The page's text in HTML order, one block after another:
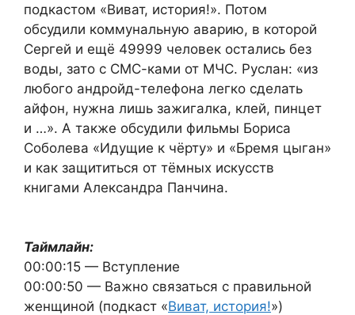
подкастом «Виват, история!». Потом
обсудили коммунальную аварию, в которой
Сергей и ещё 49999 человек остались без
воды, зато с СМС-ками от МЧС. Руслан: «из
любого андройд-телефона легко сделать
айфон, нужна лишь зажигалка, клей, пинцет
и …». А также обсудили фильмы Бориса
Соболева «Идущие к чёрту» и «Бремя цыган»
и как защититься от тёмных искусств
книгами Александра Панчина.
Таймлайн:
00:00:15 — Вступление
00:00:50 — Важно связаться с правильной
женщиной (подкаст «Виват, история!»)